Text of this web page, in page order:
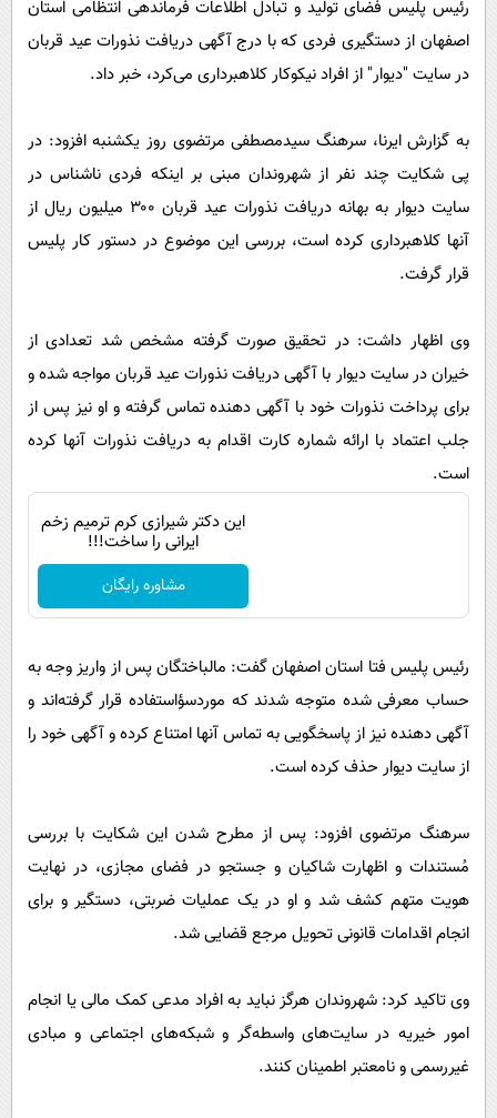
سرگرمی
فناوری
حوادث
محیط زیست
سلامت
اجتماعی
حیات وحش
سیاست خارجی
پیامک
روانشناسی
دانلود
رئیس پلیس فضای تولید و تبادل اطلاعات فرماندهی انتظامی استان
اصفهان از دستگیری فردی که با درج آگهی دریافت نذورات عید قربان
در سایت "دیوار" از افراد نیکوکار کلاهبرداری می‌کرد، خبر داد.
به گزارش ایرنا، سرهنگ سیدمصطفی مرتضوی روز یکشنبه افزود: در
پی شکایت چند نفر از شهروندان مبنی بر اینکه فردی ناشناس در
سایت دیوار به بهانه دریافت نذورات عید قربان ۳۰۰ میلیون ریال از
آنها کلاهبرداری کرده است، بررسی این موضوع در دستور کار پلیس
قرار گرفت.
وی اظهار داشت: در تحقیق صورت گرفته مشخص شد تعدادی از
خیران در سایت دیوار با آگهی دریافت نذورات عید قربان مواجه شده و
برای پرداخت نذورات خود با آگهی دهنده تماس گرفته و او نیز پس از
جلب اعتماد با ارائه شماره کارت اقدام به دریافت نذورات آنها کرده
است.
این دکتر شیرازی کرم ترمیم زخم
ایرانی را ساخت!!!
مشاوره رایگان
رئیس پلیس فتا استان اصفهان گفت: مالباختگان پس از واریز وجه به
حساب معرفی شده متوجه شدند که موردسؤاستفاده قرار گرفته‌اند و
آگهی دهنده نیز از پاسخگویی به تماس آنها امتناع کرده و آگهی خود را
از سایت دیوار حذف کرده است.
سرهنگ مرتضوی افزود: پس از مطرح شدن این شکایت با بررسی
مُستندات و اظهارت شاکیان و جستجو در فضای مجازی، در نهایت
هویت متهم کشف شد و او در یک عملیات ضربتی، دستگیر و برای
انجام اقدامات قانونی تحویل مرجع قضایی شد.
وی تاکید کرد: شهروندان هرگز نباید به افراد مدعی کمک مالی یا انجام
امور خیریه در سایت‌های واسطه‌گر و شبکه‌های اجتماعی و مبادی
غیررسمی و نامعتبر اطمینان کنند.